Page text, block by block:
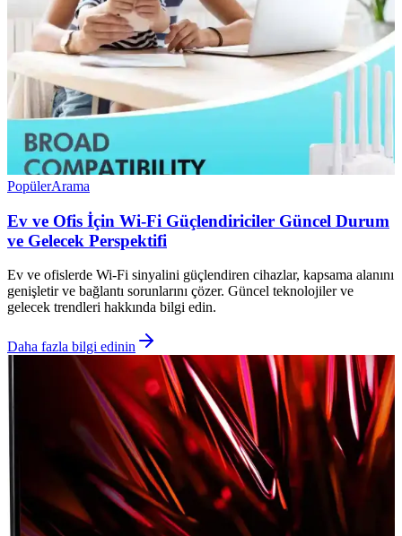
PopülerArama
Ev ve Ofis İçin Wi-Fi Güçlendiriciler Güncel Durum
ve Gelecek Perspektifi
Ev ve ofislerde Wi-Fi sinyalini güçlendiren cihazlar, kapsama alanını
genişletir ve bağlantı sorunlarını çözer. Güncel teknolojiler ve
gelecek trendleri hakkında bilgi edin.
Daha fazla bilgi edinin